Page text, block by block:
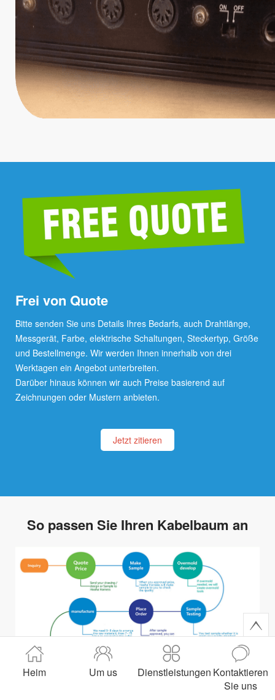
Frei von Quote
Bitte senden Sie uns Details Ihres Bedarfs, auch Drahtlänge,
Messgerät, Farbe, elektrische Schaltungen, Steckertyp, Größe
und Bestellmenge. Wir werden Ihnen innerhalb von drei
Werktagen ein Angebot unterbreiten.
Darüber hinaus können wir auch Preise basierend auf
Zeichnungen oder Mustern anbieten.
Jetzt zitieren
So passen Sie Ihren Kabelbaum an
Heim Um us Dienstleistungen Kontaktieren
Sie uns